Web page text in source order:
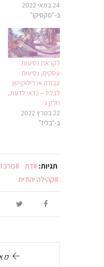
24 במאי 2022
ב-"מקסיקו"
לקראת נסיעות
עסקים, נסיעות
עבודה או רילוקיישן
לבליז – כדאי לדעת,
חלק ג'
22 במרץ 2022
ב-"בליז"
תגיות: דת
קהילה יהודית